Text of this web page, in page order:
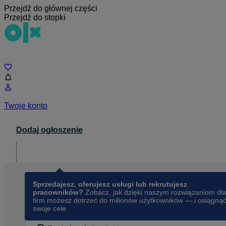
Przejdź do głównej części
Przejdź do stopki
Twoje konto
Dodaj ogłoszenie
Sprzedajesz, oferujesz usługi lub rekrutujesz
pracowników? Zobacz, jak dzięki naszym rozwiązaniom dla
firm możesz dotrzeć do milionów użytkowników — i osiągnąć
swoje cele.